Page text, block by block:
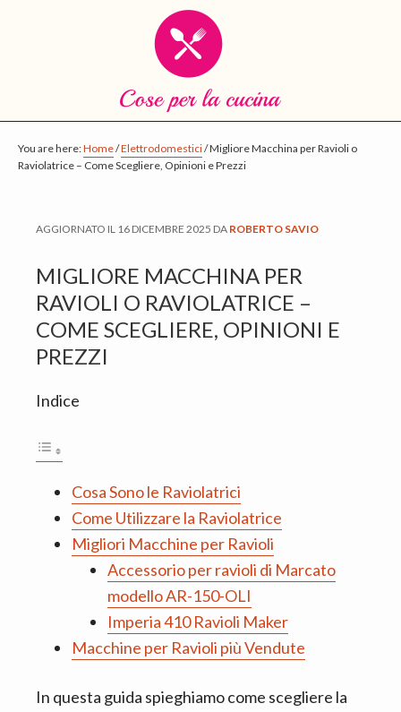
t
o
m
c
o
n
t
n
t
o
p
a
r
y
s
d
b
t
o
f
e
r
You are here:Home/Elettrodomestici/Migliore Macchina per Ravioli o
Raviolatrice – Come Scegliere, Opinioni e Prezzi
AGGIORNATO IL 16 DICEMBRE 2025 DA ROBERTO SAVIO
MIGLIORE MACCHINA PER
RAVIOLI O RAVIOLATRICE –
COME SCEGLIERE, OPINIONI E
PREZZI
Indice
Cosa Sono le Raviolatrici
Come Utilizzare la Raviolatrice
Migliori Macchine per Ravioli
Accessorio per ravioli di Marcato
modello AR-150-OLI
Imperia 410 Ravioli Maker
Macchine per Ravioli più Vendute
In questa guida spieghiamo come scegliere la